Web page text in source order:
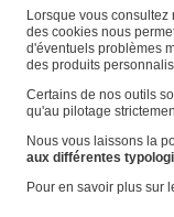
Magasin
Vos informations
Suivre une
Panier
Favoris
Lorsque vous consultez
des cookies nous
d'éventuels problèmes
des produits
Certains de nos outils
qu'au pilotage
Nous vous laissons la
aux différentes
Pour en savoir plus sur